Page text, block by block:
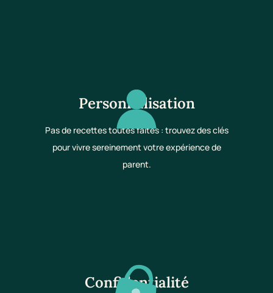
Personnalisation
Pas de recettes toutes faites : trouvez des clés
pour vivre sereinement votre expérience de
parent.
Confidentialité